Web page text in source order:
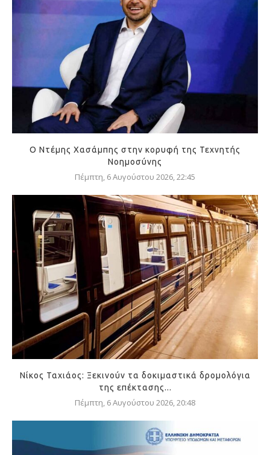
Ο Ντέμης Χασάμπης στην κορυφή της Τεχνητής
Νοημοσύνης
Πέμπτη, 6 Αυγούστου 2026, 22:45
Νίκος Ταχιάος: Ξεκινούν τα δοκιμαστικά δρομολόγια
της επέκτασης...
Πέμπτη, 6 Αυγούστου 2026, 20:48